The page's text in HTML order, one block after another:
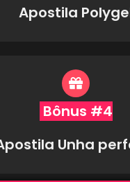
Apostila
Bônus #4
Unha